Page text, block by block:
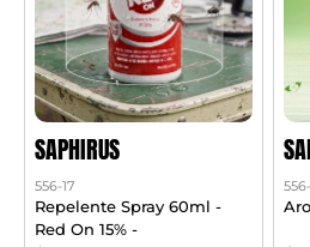
SAPHIRUS
556-17
Repelente Spray 60ml -
Red On 15% -